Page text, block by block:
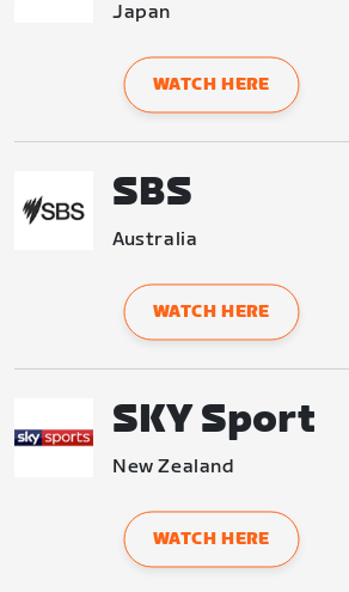
Japan
WATCH HERE
SBS
Australia
WATCH HERE
SKY Sport
New Zealand
WATCH HERE